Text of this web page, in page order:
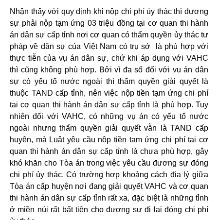
Nhận thấy với quy định khi nộp chi phí ủy thác thì đương
sự phải nộp tạm ứng 03 triệu đồng tại cơ quan thi hành
án dân sự cấp tỉnh nơi cơ quan có thẩm quyền ủy thác tư
pháp về dân sự của Việt Nam có trụ sở là phù hợp với
thực tiễn của vụ án dân sự, chứ khi áp dụng với VAHC
thì cũng không phù hợp. Bởi vì đa số đối với vụ án dân
sự có yếu tố nước ngoài thì thẩm quyền giải quyết là
thuộc TAND cấp tỉnh, nên việc nộp tiền tạm ứng chi phí
tại cơ quan thi hành án dân sự cấp tỉnh là phù hợp. Tuy
nhiên đối với VAHC, có những vụ án có yếu tố nước
ngoài nhưng thẩm quyền giải quyết vẫn là TAND cấp
huyện, mà Luật yêu cầu nộp tiền tạm ứng chi phí tại cơ
quan thi hành án dân sự cấp tỉnh là chưa phù hợp, gây
khó khăn cho Tòa án trong việc yêu cầu đương sự đóng
chi phí ủy thác. Có trường hợp khoảng cách địa lý giữa
Tòa án cấp huyện nơi đang giải quyết VAHC và cơ quan
thi hành án dân sự cấp tỉnh rất xa, đặc biệt là những tỉnh
ở miền núi rất bất tiện cho đương sự đi lại đóng chi phí